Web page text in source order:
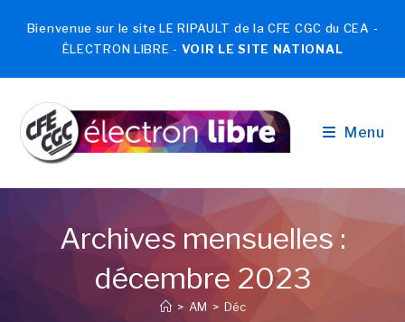
Bienvenue sur le site LE RIPAULT de la CFE CGC du CEA -
ÉLECTRON LIBRE - VOIR LE SITE NATIONAL
Menu
Archives mensuelles :
décembre 2023
> AM > Déc